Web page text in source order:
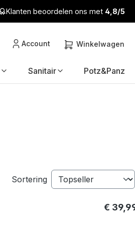
Klanten beoordelen ons met 4,8/5
Account Winkelwagen
Sanitair Potz&Panz
Sortering
€